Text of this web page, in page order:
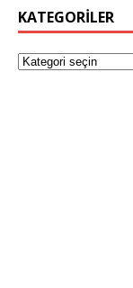
KATEGORILER